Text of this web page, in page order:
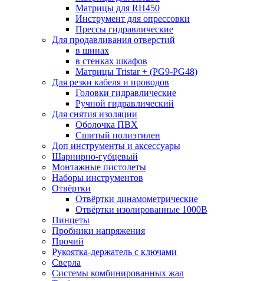
Матрицы для RH450
Инструмент для опрессовки
Прессы гидравлические
Для продавливания отверстий
в шинах
в стенках шкафов
Матрицы Tristar + (PG9-PG48)
Для резки кабеля и проводов
Головки гидравлические
Ручной гидравлический
Для снятия изоляции
Оболочка ПВХ
Сшитый полиэтилен
Доп инструменты и аксессуары
Шарнирно-губцевый
Монтажные пистолеты
Наборы инструментов
Отвёртки
Отвёртки динамометрические
Отвёртки изолированные 1000В
Пинцеты
Пробники напряжения
Прочий
Рукоятка-держатель с ключами
Сверла
Системы комбинированных жал